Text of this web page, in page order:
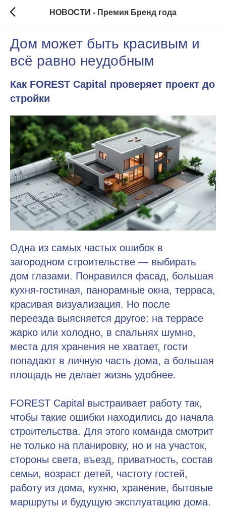
НОВОСТИ - Премия Бренд года
Дом может быть красивым и
всё равно неудобным
Как FOREST Capital проверяет проект до
стройки
Одна из самых частых ошибок в
загородном строительстве — выбирать
дом глазами. Понравился фасад, большая
кухня-гостиная, панорамные окна, терраса,
красивая визуализация. Но после
переезда выясняется другое: на террасе
жарко или холодно, в спальнях шумно,
места для хранения не хватает, гости
попадают в личную часть дома, а большая
площадь не делает жизнь удобнее.
FOREST Capital выстраивает работу так,
чтобы такие ошибки находились до начала
строительства. Для этого команда смотрит
не только на планировку, но и на участок,
стороны света, въезд, приватность, состав
семьи, возраст детей, частоту гостей,
работу из дома, кухню, хранение, бытовые
маршруты и будущую эксплуатацию дома.